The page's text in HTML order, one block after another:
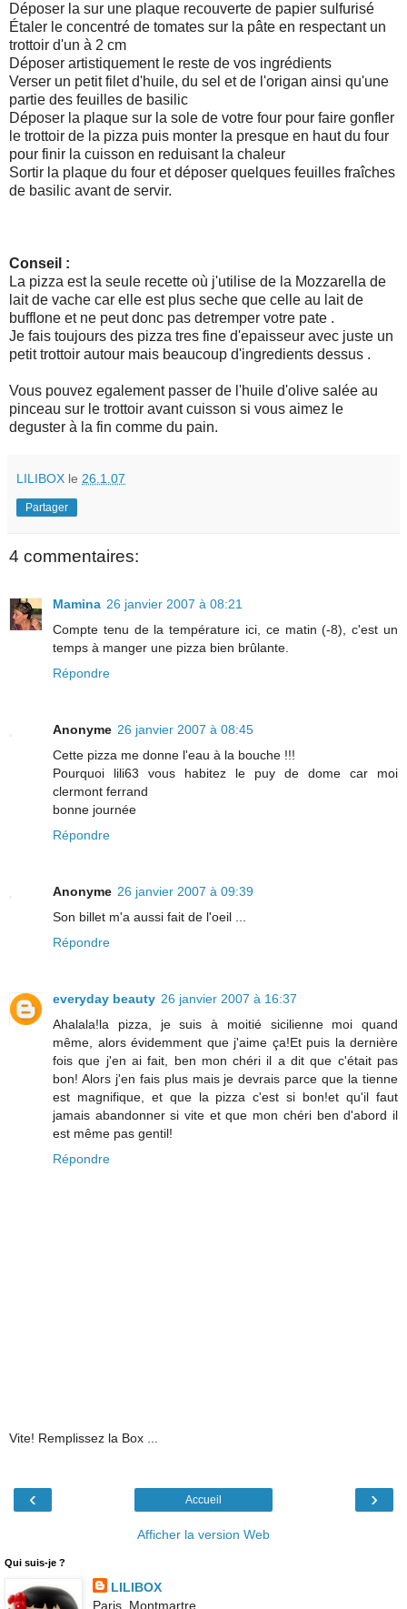
Déposer la sur une plaque recouverte de papier sulfurisé
Étaler le concentré de tomates sur la pâte en respectant un
trottoir d'un à 2 cm
Déposer artistiquement le reste de vos ingrédients
Verser un petit filet d'huile, du sel et de l'origan ainsi qu'une
partie des feuilles de basilic
Déposer la plaque sur la sole de votre four pour faire gonfler
le trottoir de la pizza puis monter la presque en haut du four
pour finir la cuisson en reduisant la chaleur
Sortir la plaque du four et déposer quelques feuilles fraîches
de basilic avant de servir.
Conseil :
La pizza est la seule recette où j'utilise de la Mozzarella de
lait de vache car elle est plus seche que celle au lait de
bufflone et ne peut donc pas detremper votre pate .
Je fais toujours des pizza tres fine d'epaisseur avec juste un
petit trottoir autour mais beaucoup d'ingredients dessus .
Vous pouvez egalement passer de l'huile d'olive salée au
pinceau sur le trottoir avant cuisson si vous aimez le
deguster à la fin comme du pain.
LILIBOX le 26.1.07
Partager
4 commentaires:
Mamina 26 janvier 2007 à 08:21
Compte tenu de la température ici, ce matin (-8), c'est un
temps à manger une pizza bien brûlante.
Répondre
Anonyme 26 janvier 2007 à 08:45
Cette pizza me donne l'eau à la bouche !!!
Pourquoi lili63 vous habitez le puy de dome car moi
clermont ferrand
bonne journée
Répondre
Anonyme 26 janvier 2007 à 09:39
Son billet m'a aussi fait de l'oeil ...
Répondre
everyday beauty 26 janvier 2007 à 16:37
Ahalala!la pizza, je suis à moitié sicilienne moi quand
même, alors évidemment que j'aime ça!Et puis la dernière
fois que j'en ai fait, ben mon chéri il a dit que c'était pas
bon! Alors j'en fais plus mais je devrais parce que la tienne
est magnifique, et que la pizza c'est si bon!et qu'il faut
jamais abandonner si vite et que mon chéri ben d'abord il
est même pas gentil!
Répondre
Vite! Remplissez la Box ...
‹ ›
Accueil
Afficher la version Web
Qui suis-je ?
LILIBOX
Paris, Montmartre